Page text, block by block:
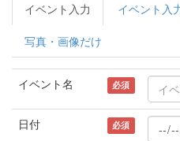
イベント入力 イベント入
写真・画像だけ
イベント名 必須
日付 必須